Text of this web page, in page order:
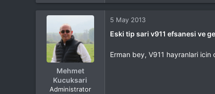
Mehmet
Kucuksari
Administrator
5 May 2013
Eski tip sari v911 efsanesi ve
Erman bey, V911 hayranlari